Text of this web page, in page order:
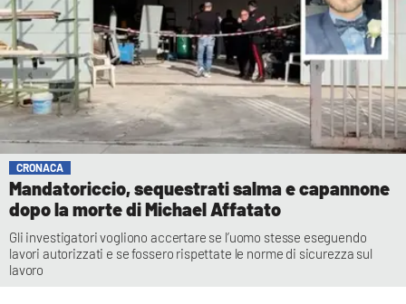
CRONACA
Mandatoriccio, sequestrati salma e capannone
dopo la morte di Michael Affatato
Gli investigatori vogliono accertare se l’uomo stesse eseguendo
lavori autorizzati e se fossero rispettate le norme di sicurezza sul
lavoro